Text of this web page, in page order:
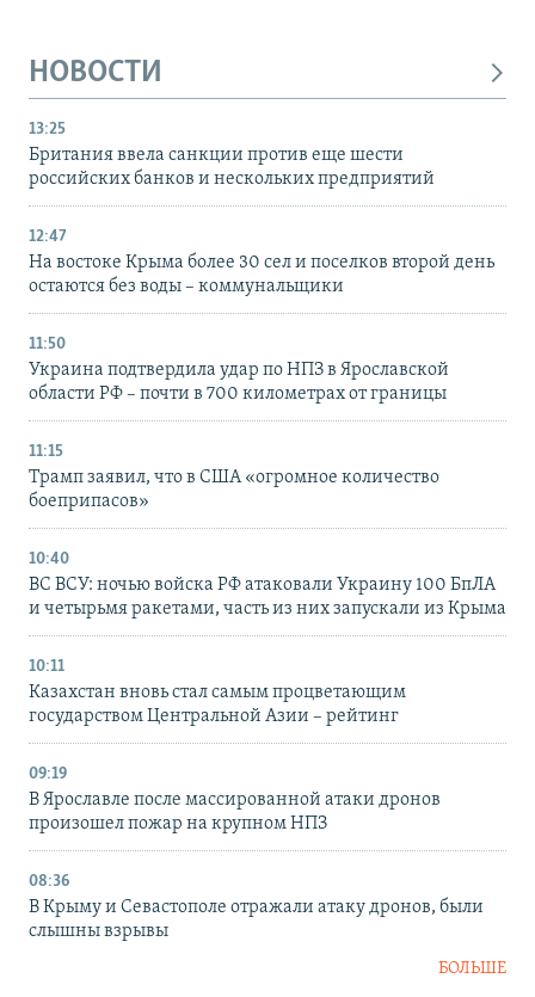
НОВОСТИ
13:25
Британия ввела санкции против еще шести
российских банков и нескольких предприятий
12:47
На востоке Крыма более 30 сел и поселков второй день
остаются без воды – коммунальщики
11:50
Украина подтвердила удар по НПЗ в Ярославской
области РФ – почти в 700 километрах от границы
11:15
Трамп заявил, что в США «огромное количество
боеприпасов»
10:40
ВС ВСУ: ночью войска РФ атаковали Украину 100 БпЛА
и четырьмя ракетами, часть из них запускали из Крыма
10:11
Казахстан вновь стал самым процветающим
государством Центральной Азии – рейтинг
09:19
В Ярославле после массированной атаки дронов
произошел пожар на крупном НПЗ
08:36
В Крыму и Севастополе отражали атаку дронов, были
слышны взрывы
БОЛЬШЕ